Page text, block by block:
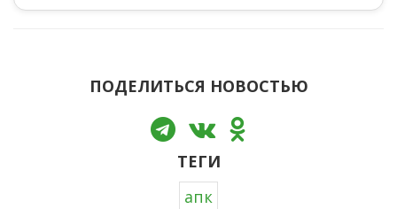
ПОДЕЛИТЬСЯ НОВОСТЬЮ
ТЕГИ
апк